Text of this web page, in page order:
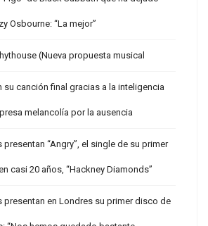
Osbourne: “La mejor”
(Nueva propuesta musical
su canción final gracias a la inteligencia
melancolía por la ausencia
“Angry”, el single de su primer
casi 20 años, “Hackney Diamonds”
presentan en Londres su primer disco de